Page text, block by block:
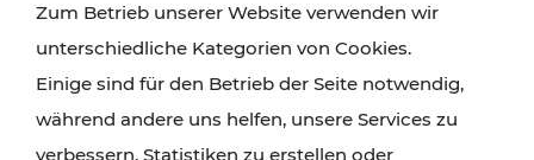
Wanderungen, Kultur und Gastronomie,
Radtouren oder purer Naturgenuss – viele
Attraktionen sind mit den Ticket- und Fahrplan-
Angeboten des VOR gut und schnell erreichbar.
Zum Betrieb unserer Website verwenden wir
unterschiedliche Kategorien von Cookies.
Einige sind für den Betrieb der Seite notwendig,
während andere uns helfen, unsere Services zu
verbessern, Statistiken zu erstellen oder